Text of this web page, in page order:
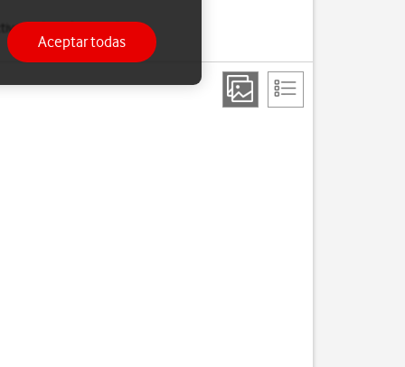
la función de wifi y
Aceptar todas